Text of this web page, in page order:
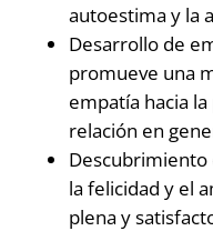
autoestima y la
Desarrollo de
promueve una
empatía hacia
relación en
la felicidad y el
plena y